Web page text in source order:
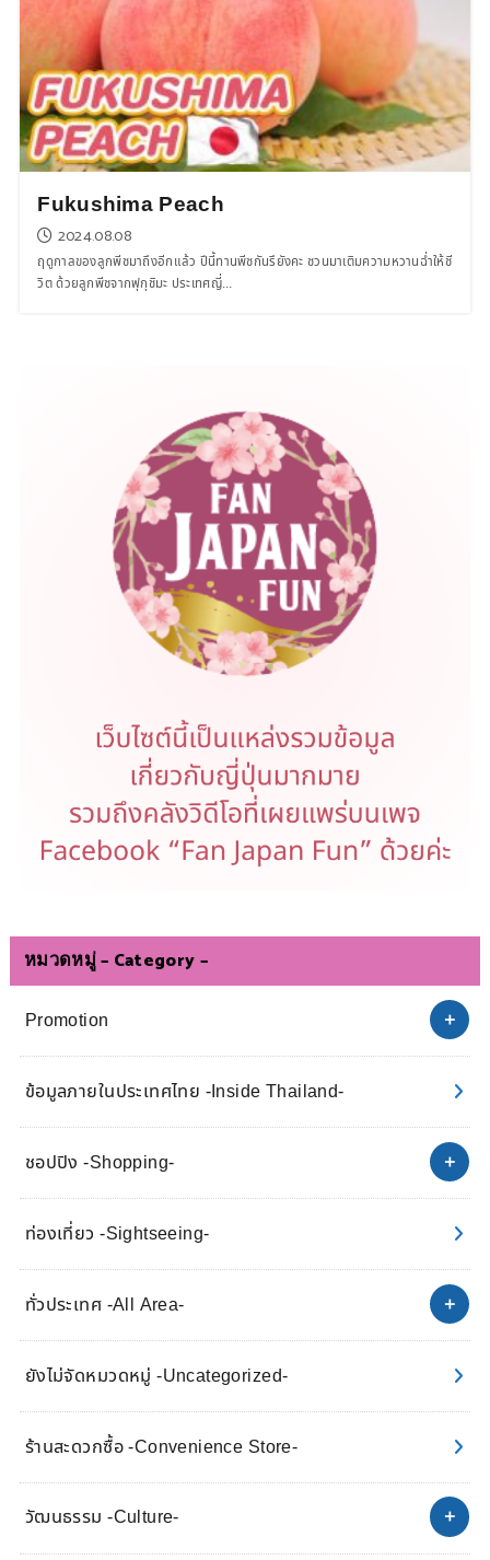
Fukushima Peach
2024.08.08
ฤดูกาลของลูกพีชมาถึงอีกแล้ว ปีนี้ทานพีชกันรึยังคะ ชวนมาเติมความหวานฉ่ำให้ชี
วิต ด้วยลูกพีชจากฟุกุชิมะ ประเทศญี่...
หมวดหมู่ – Category –
Promotion
ข้อมูลภายในประเทศไทย -Inside Thailand-
ชอปปิง -Shopping-
ท่องเที่ยว -Sightseeing-
ทั่วประเทศ -All Area-
ยังไม่จัดหมวดหมู่ -Uncategorized-
ร้านสะดวกซื้อ -Convenience Store-
วัฒนธรรม -Culture-